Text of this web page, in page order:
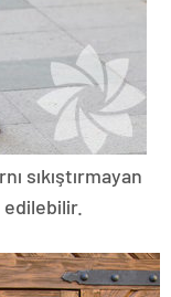
sıkıştırmayan